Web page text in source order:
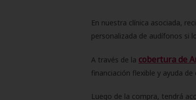
En nuestra clínica asociada,
personalizada de audífonos si
A través de la cobertura de
financiación flexible y ayuda
Luego de la compra, tendrá